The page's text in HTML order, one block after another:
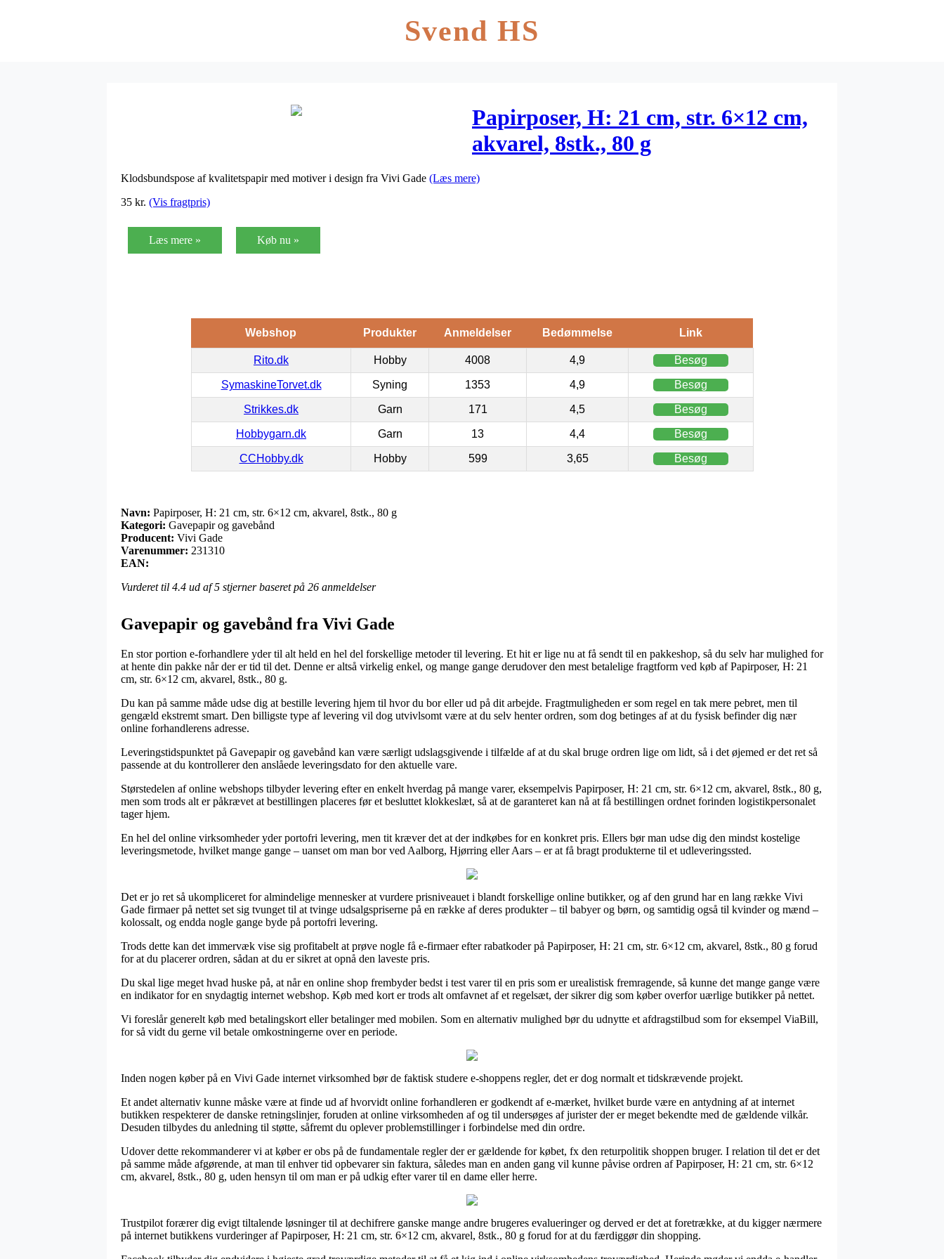
Svend HS
Papirposer, H: 21 cm, str. 6×12 cm,
akvarel, 8stk., 80 g
Klodsbundspose af kvalitetspapir med motiver i design fra Vivi Gade (Læs mere)
35 kr. (Vis fragtpris)
Læs mere » Køb nu »
Webshop Produkter Anmeldelser Bedømmelse Link
Rito.dk Hobby 4008 4,9 Besøg
SymaskineTorvet.dk Syning 1353 4,9 Besøg
Strikkes.dk Garn 171 4,5 Besøg
Hobbygarn.dk Garn 13 4,4 Besøg
CCHobby.dk Hobby 599 3,65 Besøg
Navn: Papirposer, H: 21 cm, str. 6×12 cm, akvarel, 8stk., 80 g
Kategori: Gavepapir og gavebånd
Producent: Vivi Gade
Varenummer: 231310
EAN:
Vurderet til 4.4 ud af 5 stjerner baseret på 26 anmeldelser
Gavepapir og gavebånd fra Vivi Gade
En stor portion e-forhandlere yder til alt held en hel del forskellige metoder til levering. Et hit er lige nu at få sendt til en pakkeshop, så du selv har mulighed for
at hente din pakke når der er tid til det. Denne er altså virkelig enkel, og mange gange derudover den mest betalelige fragtform ved køb af Papirposer, H: 21
cm, str. 6×12 cm, akvarel, 8stk., 80 g.
Du kan på samme måde udse dig at bestille levering hjem til hvor du bor eller ud på dit arbejde. Fragtmuligheden er som regel en tak mere pebret, men til
gengæld ekstremt smart. Den billigste type af levering vil dog utvivlsomt være at du selv henter ordren, som dog betinges af at du fysisk befinder dig nær
online forhandlerens adresse.
Leveringstidspunktet på Gavepapir og gavebånd kan være særligt udslagsgivende i tilfælde af at du skal bruge ordren lige om lidt, så i det øjemed er det ret så
passende at du kontrollerer den anslåede leveringsdato for den aktuelle vare.
Størstedelen af online webshops tilbyder levering efter en enkelt hverdag på mange varer, eksempelvis Papirposer, H: 21 cm, str. 6×12 cm, akvarel, 8stk., 80 g,
men som trods alt er påkrævet at bestillingen placeres før et besluttet klokkeslæt, så at de garanteret kan nå at få bestillingen ordnet forinden logistikpersonalet
tager hjem.
En hel del online virksomheder yder portofri levering, men tit kræver det at der indkøbes for en konkret pris. Ellers bør man udse dig den mindst kostelige
leveringsmetode, hvilket mange gange – uanset om man bor ved Aalborg, Hjørring eller Aars – er at få bragt produkterne til et udleveringssted.
Det er jo ret så ukompliceret for almindelige mennesker at vurdere prisniveauet i blandt forskellige online butikker, og af den grund har en lang række Vivi
Gade firmaer på nettet set sig tvunget til at tvinge udsalgspriserne på en række af deres produkter – til babyer og børn, og samtidig også til kvinder og mænd –
kolossalt, og endda nogle gange byde på portofri levering.
Trods dette kan det immervæk vise sig profitabelt at prøve nogle få e-firmaer efter rabatkoder på Papirposer, H: 21 cm, str. 6×12 cm, akvarel, 8stk., 80 g forud
for at du placerer ordren, sådan at du er sikret at opnå den laveste pris.
Du skal lige meget hvad huske på, at når en online shop frembyder bedst i test varer til en pris som er urealistisk fremragende, så kunne det mange gange være
en indikator for en snydagtig internet webshop. Køb med kort er trods alt omfavnet af et regelsæt, der sikrer dig som køber overfor uærlige butikker på nettet.
Vi foreslår generelt køb med betalingskort eller betalinger med mobilen. Som en alternativ mulighed bør du udnytte et afdragstilbud som for eksempel ViaBill,
for så vidt du gerne vil betale omkostningerne over en periode.
Inden nogen køber på en Vivi Gade internet virksomhed bør de faktisk studere e-shoppens regler, det er dog normalt et tidskrævende projekt.
Et andet alternativ kunne måske være at finde ud af hvorvidt online forhandleren er godkendt af e-mærket, hvilket burde være en antydning af at internet
butikken respekterer de danske retningslinjer, foruden at online virksomheden af og til undersøges af jurister der er meget bekendte med de gældende vilkår.
Desuden tilbydes du anledning til støtte, såfremt du oplever problemstillinger i forbindelse med din ordre.
Udover dette rekommanderer vi at køber er obs på de fundamentale regler der er gældende for købet, fx den returpolitik shoppen bruger. I relation til det er det
på samme måde afgørende, at man til enhver tid opbevarer sin faktura, således man en anden gang vil kunne påvise ordren af Papirposer, H: 21 cm, str. 6×12
cm, akvarel, 8stk., 80 g, uden hensyn til om man er på udkig efter varer til en dame eller herre.
Trustpilot forærer dig evigt tiltalende løsninger til at dechifrere ganske mange andre brugeres evalueringer og derved er det at foretrække, at du kigger nærmere
på internet butikkens vurderinger af Papirposer, H: 21 cm, str. 6×12 cm, akvarel, 8stk., 80 g forud for at du færdiggør din shopping.